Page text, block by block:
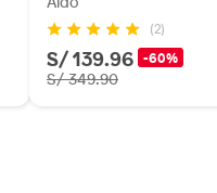
(2)
S/ 139.96 -60%
S/ 349.90